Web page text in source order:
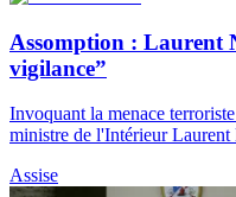
Assomption : Laurent
vigilance”
Invoquant la menace
ministre de l'Intérieur Laurent
Assise